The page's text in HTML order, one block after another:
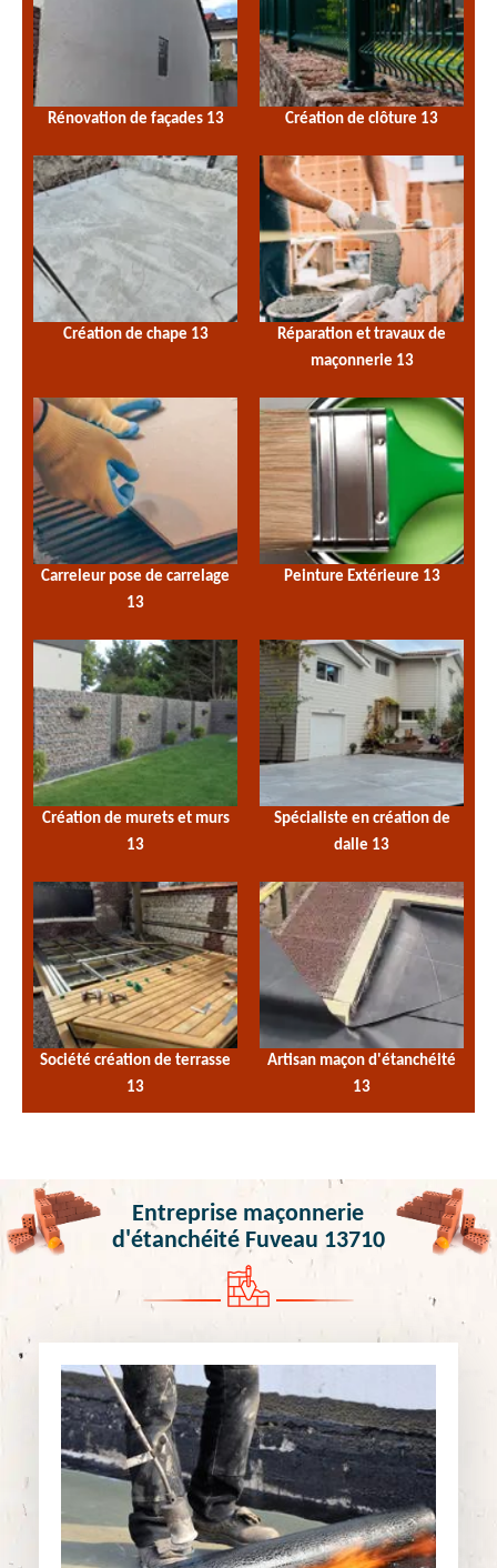
Rénovation de façades 13 Création de clôture 13
Création de chape 13
Réparation et travaux de
maçonnerie 13
Carreleur pose de carrelage
13
Peinture Extérieure 13
Création de murets et murs
13
Spécialiste en création de
dalle 13
Société création de terrasse
13
Artisan maçon d'étanchéité
13
Entreprise maçonnerie
d'étanchéité Fuveau 13710